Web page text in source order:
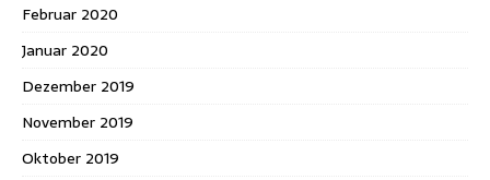
Februar 2020
Januar 2020
Dezember 2019
November 2019
Oktober 2019